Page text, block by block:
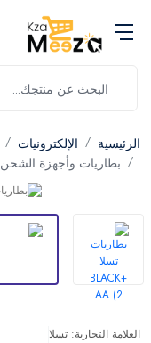
الرئيسية الإلكترونيات
بطاريات وأجهزة الشحن
العلامة التجارية: تسلا